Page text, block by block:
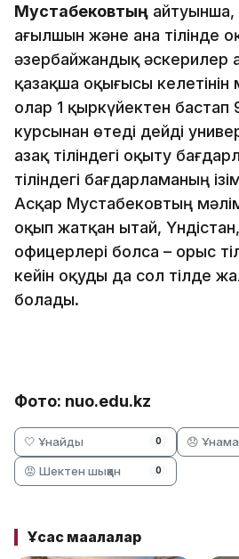
Мустабековтың айтуынша,
ағылшын және ана тілінде
әзербайжандық әскерилер
қазақша оқығысы келетінін
олар 1 қыркүйектен бастап
курсынан өтеді дейді
Қазақ тіліндегі оқыту
тіліндегі бағдарламаның
Асқар Мустабековтың
оқып жатқан Қытай,
офицерлері болса – орыс
кейін оқуды да сол тілде
болады.
Фото: nuo.edu.kz
🤍 Ұнайды 0 😞
😡 Шектен шыққан 0
Ұқсас мақалалар